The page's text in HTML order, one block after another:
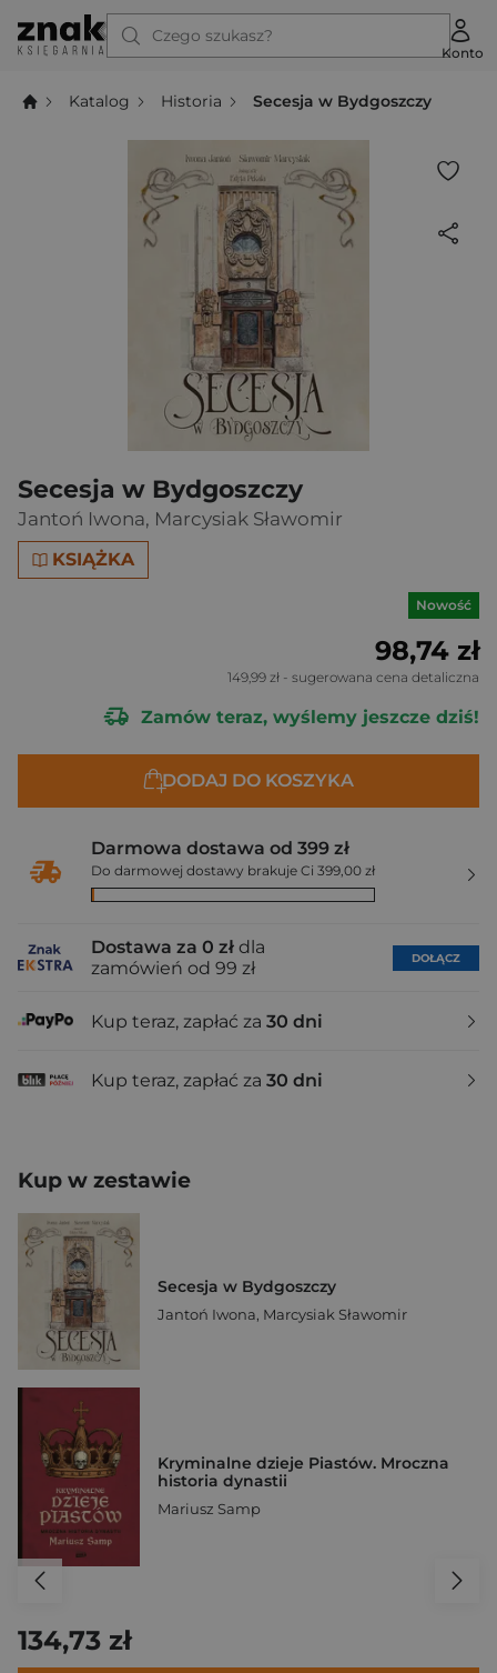
Czego szukasz?
Konto
Katalog Historia Secesja w Bydgoszczy
Secesja w Bydgoszczy
Jantoń Iwona, Marcysiak Sławomir
KSIĄŻKA
Nowość
98,74 zł
149,99 zł - sugerowana cena detaliczna
Zamów teraz, wyślemy jeszcze dziś!
DODAJ DO KOSZYKA
Darmowa dostawa od 399 zł
Do darmowej dostawy brakuje Ci 399,00 zł
Dostawa za 0 zł dla
zamówień od 99 zł
DOŁĄCZ
Kup teraz, zapłać za 30 dni
Kup teraz, zapłać za 30 dni
Kup w zestawie
Secesja w Bydgoszczy
Jantoń Iwona, Marcysiak Sławomir
Kryminalne dzieje Piastów. Mroczna
historia dynastii
Mariusz Samp
134,73 zł